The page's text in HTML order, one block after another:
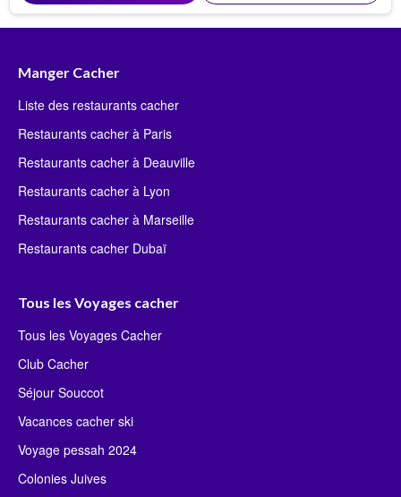
Manger Cacher
Liste des restaurants cacher
Restaurants cacher à Paris
Restaurants cacher à Deauville
Restaurants cacher à Lyon
Restaurants cacher à Marseille
Restaurants cacher Dubaï
Tous les Voyages cacher
Tous les Voyages Cacher
Club Cacher
Séjour Souccot
Vacances cacher ski
Voyage pessah 2024
Colonies Juives